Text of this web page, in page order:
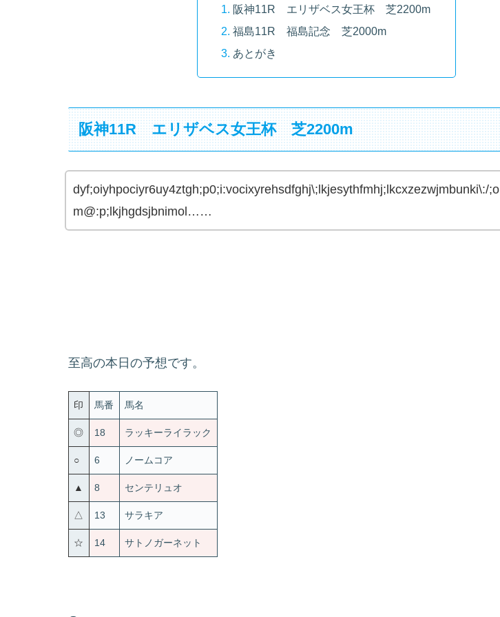
阪神11R エリザベス女王杯 芝2200m
福島11R 福島記念 芝2000m
あとがき
阪神11R エリザベス女王杯 芝2200m
dyf;oiyhpociyr6uy4ztgh;p0;i:vocixyrehsdfghj\;lkjesythfmhj;lkcxzezwjmbunki\:/;o
m@:p;lkjhgdsjbnimol……
至高の本日の予想です。
印 馬番 馬名
◎ 18 ラッキーライラック
○ 6 ノームコア
▲ 8 センテリュオ
△ 13 サラキア
☆ 14 サトノガーネット